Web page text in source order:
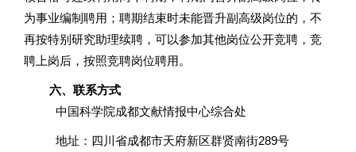
为事业编制聘用；聘期结束时未能晋升副高级岗位的，不
再按特别研究助理续聘，可以参加其他岗位公开竞聘，竞
聘上岗后，按照竞聘岗位聘用。
六、联系方式
中国科学院成都文献情报中心综合处
地址：四川省成都市天府新区群贤南街289号